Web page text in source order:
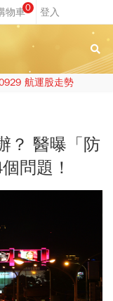
0
航運股走勢
？ 醫曝「防
問題！